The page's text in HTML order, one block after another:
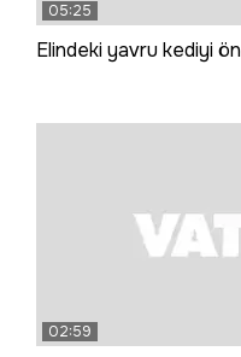
05:25
Elindeki yavru kediyi
02:59